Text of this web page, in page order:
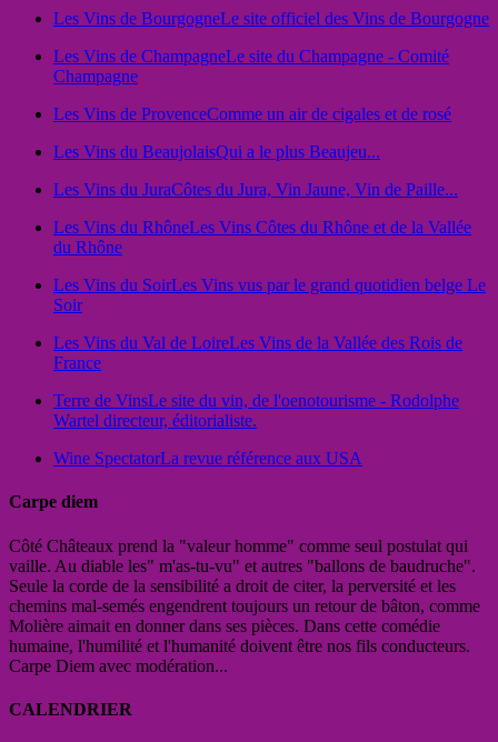
Les Vins de BourgogneLe site officiel des Vins de Bourgogne
Les Vins de ChampagneLe site du Champagne - Comité
Champagne
Les Vins de ProvenceComme un air de cigales et de rosé
Les Vins du BeaujolaisQui a le plus Beaujeu...
Les Vins du JuraCôtes du Jura, Vin Jaune, Vin de Paille...
Les Vins du RhôneLes Vins Côtes du Rhône et de la Vallée
du Rhône
Les Vins du SoirLes Vins vus par le grand quotidien belge Le
Soir
Les Vins du Val de LoireLes Vins de la Vallée des Rois de
France
Terre de VinsLe site du vin, de l'oenotourisme - Rodolphe
Wartel directeur, éditorialiste.
Wine SpectatorLa revue référence aux USA
Carpe diem
Côté Châteaux prend la "valeur homme" comme seul postulat qui
vaille. Au diable les" m'as-tu-vu" et autres "ballons de baudruche".
Seule la corde de la sensibilité a droit de citer, la perversité et les
chemins mal-semés engendrent toujours un retour de bâton, comme
Molière aimait en donner dans ses pièces. Dans cette comédie
humaine, l'humilité et l'humanité doivent être nos fils conducteurs.
Carpe Diem avec modération...
CALENDRIER